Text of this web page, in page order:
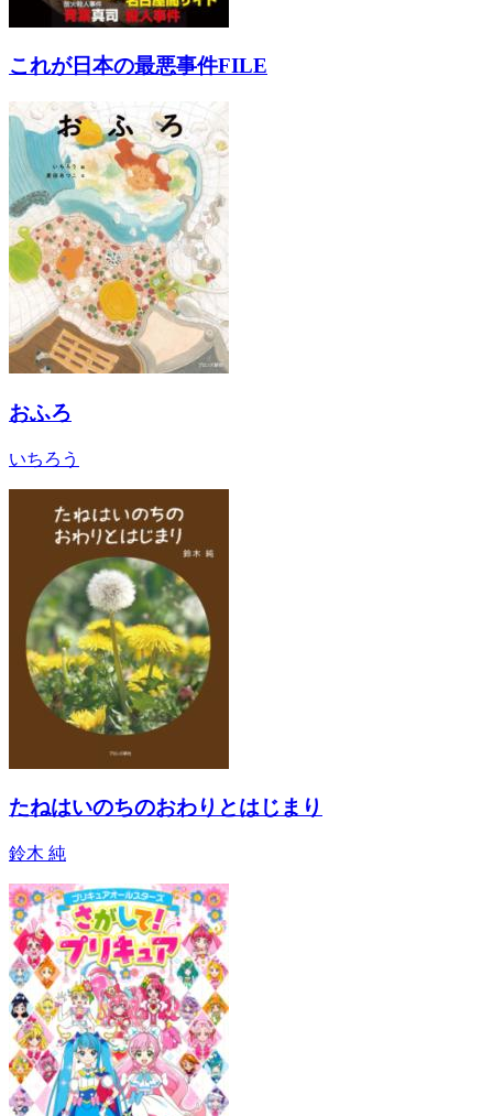
これが日本の最悪事件FILE
おふろ
いちろう
たねはいのちのおわりとはじまり
鈴木 純